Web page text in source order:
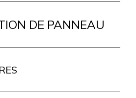
DE PANNEAU